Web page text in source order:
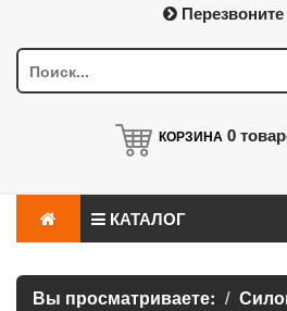
КОРЗИНА 0
КАТАЛОГ
Вы просматриваете: